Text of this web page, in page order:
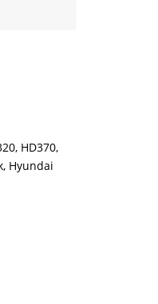
HD370,
Hyundai